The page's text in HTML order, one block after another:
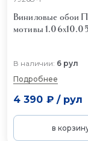
Виниловые обои
мотивы
В наличии: 6 рул
Подробнее
4 390 ₽/ рул
в